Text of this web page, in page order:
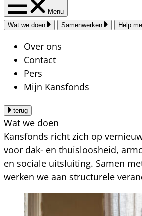
Menu
Wat we doen
Samenwerken Help
Over ons
Contact
Pers
Mijn Kansfonds
terug
Wat we doen
Kansfonds richt zich op
voor dak- en thuisloosheid,
en sociale uitsluiting. Samen
werken we aan structurele